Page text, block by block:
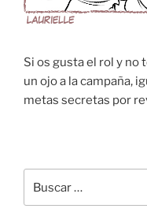
Si os gusta el rol y no
un ojo a la campaña,
metas secretas por
por: